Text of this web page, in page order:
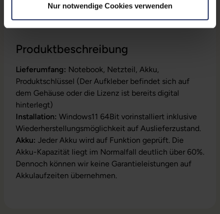
Nur notwendige Cookies verwenden
Produktbeschreibung
Lieferumfang: Notebook, Netzteil, Akku,
Produktschlüssel (Der Aufkleber befindet sich auf
dem Gehäuse oder die Lizenz ist bereits digital
hinterlegt)
Installation: Windows11 64Bit vorinstalliert inklusive
Wiederherstellungsmöglichkeit auf Auslieferzustand.
Akku: Jeder Akku wird auf Funktion geprüft. Die
Akku-Kapazität liegt im Normalfall deutlich über 60%.
Dennoch können wir keine Garantieleistungen auf
Akkulaufzeiten übernehmen.
Gewicht: 1,8 kg